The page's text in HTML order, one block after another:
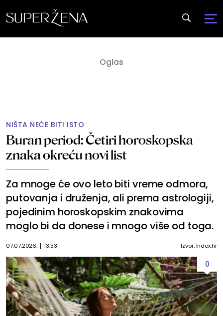
NIŠTA NEĆE BITI ISTO
Buran period: Četiri horoskopska
znaka okreću novi list
Za mnoge će ovo leto biti vreme odmora,
putovanja i druženja, ali prema astrologiji,
pojedinim horoskopskim znakovima
moglo bi da donese i mnogo više od toga.
07.07.2026. 13:53 Izvor: Index.hr
0